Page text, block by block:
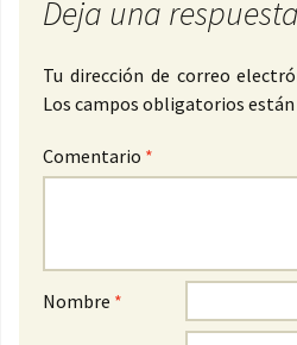
Deja una respuesta
Tu dirección de correo
Los campos obligatorios están
Comentario *
Nombre *